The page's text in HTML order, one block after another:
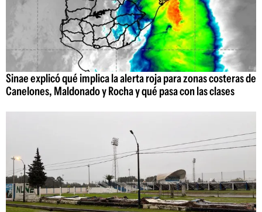
Sinae explicó qué implica la alerta roja para zonas costeras de
Canelones, Maldonado y Rocha y qué pasa con las clases